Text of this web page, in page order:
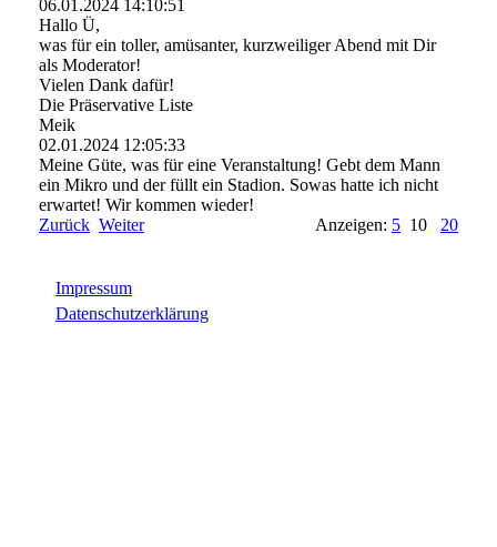
06.01.2024 14:10:51
Hallo Ü,
was für ein toller, amüsanter, kurzweiliger Abend mit Dir
als Moderator!
Vielen Dank dafür!
Die Präservative Liste
Meik
02.01.2024 12:05:33
Meine Güte, was für eine Veranstaltung! Gebt dem Mann
ein Mikro und der füllt ein Stadion. Sowas hatte ich nicht
erwartet! Wir kommen wieder!
Zurück Weiter Anzeigen: 5 10 20
Impressum
Datenschutzerklärung